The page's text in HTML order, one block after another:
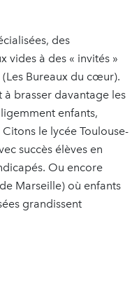
des
vides à des « invités »
(Les Bureaux du cœur).
à brasser davantage les
enfants,
le lycée Toulouse-
succès élèves en
Ou encore
Marseille) où enfants
grandissent